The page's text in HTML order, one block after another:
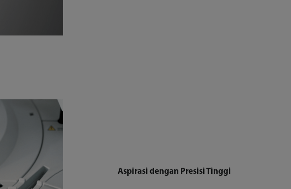
Aspirasi dengan Presisi Tinggi